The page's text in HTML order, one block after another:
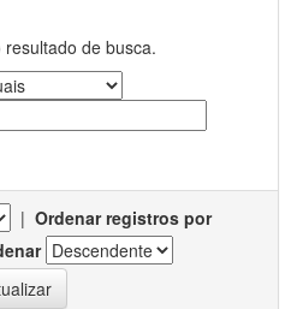
de busca.
| Ordenar registros por